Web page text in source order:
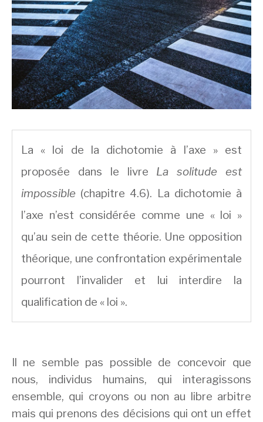
La « loi de la dichotomie à l’axe » est
proposée dans le livre La solitude est
impossible (chapitre 4.6). La dichotomie à
l’axe n’est considérée comme une « loi »
qu’au sein de cette théorie. Une opposition
théorique, une confrontation expérimentale
pourront l’invalider et lui interdire la
qualification de « loi ».
Il ne semble pas possible de concevoir que
nous, individus humains, qui interagissons
ensemble, qui croyons ou non au libre arbitre
mais qui prenons des décisions qui ont un effet